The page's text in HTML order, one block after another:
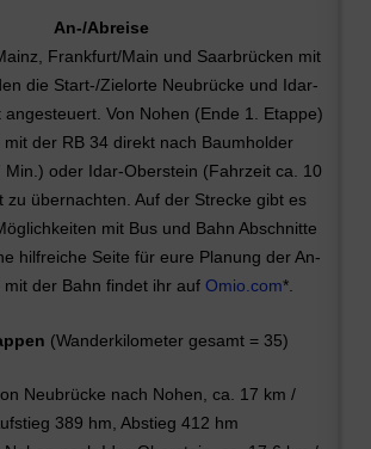
An-/Abreise
Frankfurt/Main und Saarbrücken mit
die Start-/Zielorte Neubrücke und Idar-
angesteuert. Von Nohen (Ende 1. Etappe)
mit der RB 34 direkt nach Baumholder
Min.) oder Idar-Oberstein (Fahrzeit ca. 10
zu übernachten. Auf der Strecke gibt es
mit Bus und Bahn Abschnitte
hilfreiche Seite für eure Planung der An-
mit der Bahn findet ihr auf Omio.com*.
(Wanderkilometer gesamt = 35)
Neubrücke nach Nohen, ca. 17 km /
389 hm, Abstieg 412 hm